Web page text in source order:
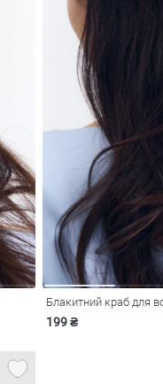
Блакитний краб для
199 ₴